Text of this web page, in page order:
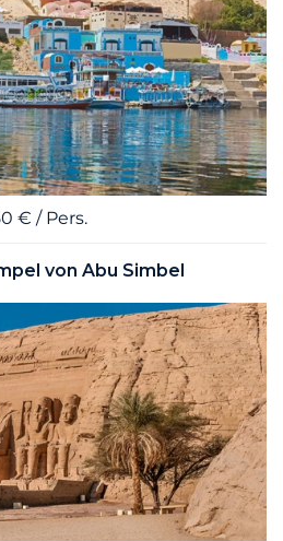
€ / Pers.
von Abu Simbel